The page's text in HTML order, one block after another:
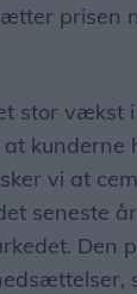
prisen
stor vækst
vi at
seneste
Den